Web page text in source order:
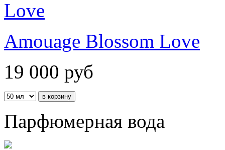
Amouage Blossom Love
19 000 руб
Парфюмерная вода